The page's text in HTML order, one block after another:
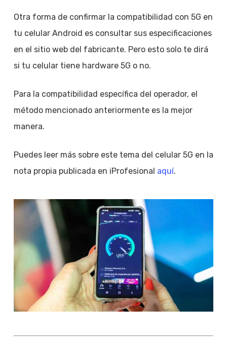
Otra forma de confirmar la compatibilidad con 5G en
tu celular Android es consultar sus especificaciones
en el sitio web del fabricante. Pero esto solo te dirá
si tu celular tiene hardware 5G o no.
Para la compatibilidad específica del operador, el
método mencionado anteriormente es la mejor
manera.
Puedes leer más sobre este tema del celular 5G en la
nota propia publicada en iProfesional aquí.